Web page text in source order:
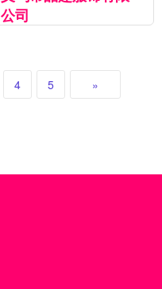
公司
4 5 »